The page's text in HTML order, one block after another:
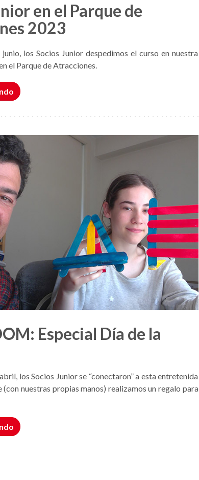
en el Parque de
2023
los Socios Junior despedimos el curso en nuestra
el Parque de Atracciones.
Especial Día de la
los Socios Junior se “conectaron” a esta entretenida
(con nuestras propias manos) realizamos un regalo para